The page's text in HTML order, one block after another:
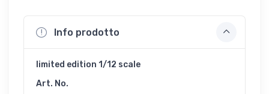
Info prodotto
limited edition 1/12 scale
Art. No.